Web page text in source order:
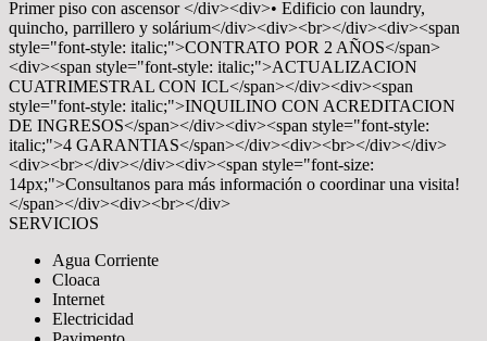
Primer piso con ascensor </div><div>• Edificio con laundry,
quincho, parrillero y solárium</div><div><br></div><div><span
style="font-style: italic;">CONTRATO POR 2 AÑOS</span>
<div><span style="font-style: italic;">ACTUALIZACION
CUATRIMESTRAL CON ICL</span></div><div><span
style="font-style: italic;">INQUILINO CON ACREDITACION
DE INGRESOS</span></div><div><span style="font-style:
italic;">4 GARANTIAS</span></div><div><br></div></div>
<div><br></div></div><div><span style="font-size:
14px;">Consultanos para más información o coordinar una visita!
</span></div><div><br></div>
SERVICIOS
Agua Corriente
Cloaca
Internet
Electricidad